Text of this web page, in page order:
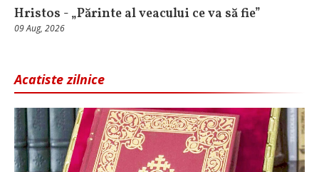
Hristos - „Părinte al veacului ce va să fie”
09 Aug, 2026
Acatiste zilnice